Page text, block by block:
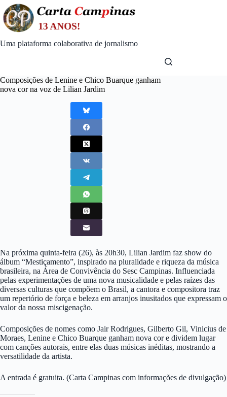
Skip
to
content
Uma plataforma colaborativa de jornalismo
Composições de Lenine e Chico Buarque ganham
nova cor na voz de Lilian Jardim
Na próxima quinta-feira (26), às 20h30, Lilian Jardim faz show do
álbum “Mestiçamento”, inspirado na pluralidade e riqueza da música
brasileira, na Área de Convivência do Sesc Campinas. Influenciada
pelas experimentações de uma nova musicalidade e pelas raízes das
diversas culturas que compõem o Brasil, a cantora e compositora traz
um repertório de força e beleza em arranjos inusitados que expressam o
valor da nossa miscigenação.
Composições de nomes como Jair Rodrigues, Gilberto Gil, Vinicius de
Moraes, Lenine e Chico Buarque ganham nova cor e dividem lugar
com canções autorais, entre elas duas músicas inéditas, mostrando a
versatilidade da artista.
A entrada é gratuita. (Carta Campinas com informações de divulgação)